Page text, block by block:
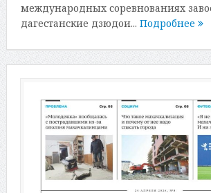
международных соревнованиях
дагестанские дзюдои... Подробнее